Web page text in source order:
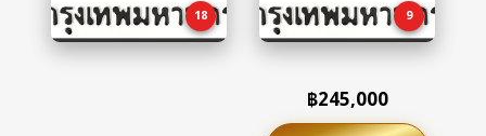
18 9
฿245,000